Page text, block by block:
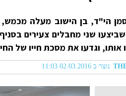
הי"ד, בן הישוב מעלה מכמש,
שני מחבלים צעירים
את מסכת חייו של החייל בן ה-21, נשוי ואב
נוצר ב 02.03.2016 11:03